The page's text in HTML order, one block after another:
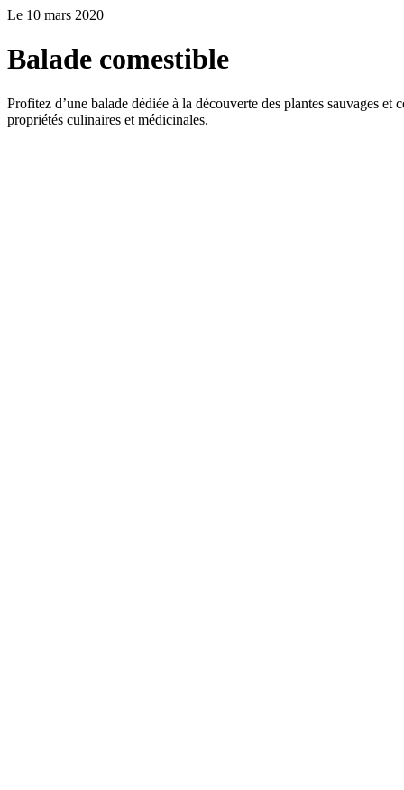
Le 10 mars 2020
Balade comestible
Profitez d’une balade dédiée à la découverte des plantes sauvages
propriétés culinaires et médicinales.